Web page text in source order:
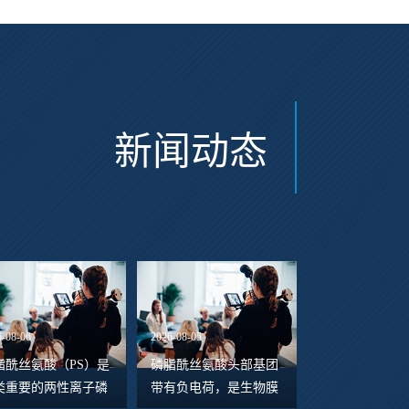
新闻动态
08-06
酰丝氨酸（PS）是
重要的两性离子磷
2026-08-05
磷脂酰丝氨酸头部基团
带有负电荷，是生物膜